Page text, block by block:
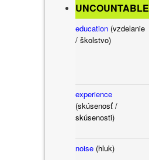
UNCOUNTABLE
education (vzdelanie
/ školstvo)
experience
(skúsenosť /
skúsenosti)
noise (hluk)